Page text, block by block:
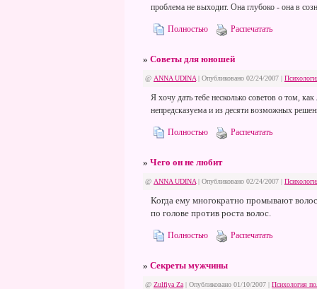
проблема не выходит. Она глубоко - она в
Полностью Распечатать
» Советы для юношей
@ ANNA UDINA | Опубликовано 02/24/2007 |
Я хочу дать тебе несколько советов о том,
непредсказуема и из десяти возможных
Полностью Распечатать
» Чего он не любит
@ ANNA UDINA | Опубликовано 02/24/2007 |
Когда ему многократно промывают
по голове против роста волос.
Полностью Распечатать
» Секреты мужчины
@ Zulfiya Za| Опубликовано 01/10/2007 | Психология